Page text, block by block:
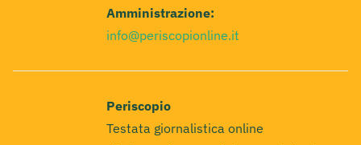
Amministrazione:
info@periscopionline.it
Periscopio
Testata giornalistica online